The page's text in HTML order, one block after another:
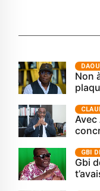
Non
Avec
GBI
Gbi